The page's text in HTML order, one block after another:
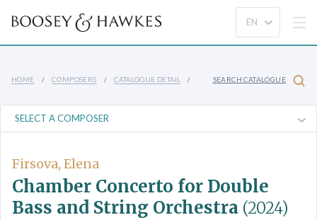
HOME COMPOSERS CATALOGUE DETAIL SEARCH CATALOGUE
Firsova, Elena
Chamber Concerto for Double
Bass and String Orchestra (2024)